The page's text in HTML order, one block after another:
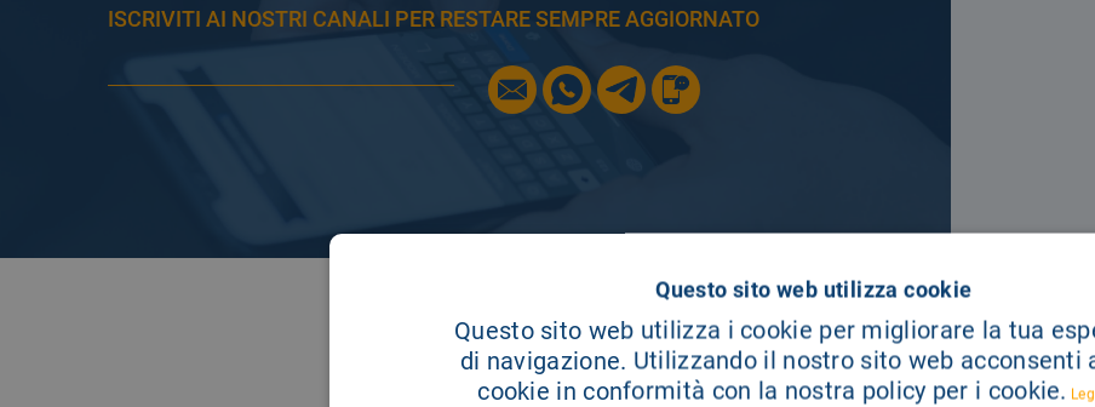
ISCRIVITI AI NOSTRI CANALI PER RESTARE SEMPRE AGGIORNATO
SEGUICI SU
Questo sito web utilizza cookie
Questo sito web utilizza i cookie per migliorare la tua
di navigazione. Utilizzando il nostro sito web acconsenti
cookie in conformità con la nostra policy per i cookie.